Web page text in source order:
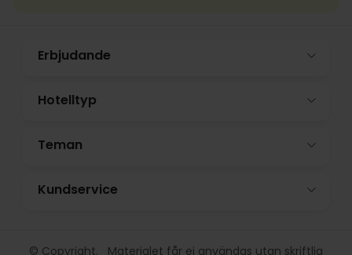
Erbjudande
Hotelltyp
Teman
Kundservice
© Copyright. Materialet får ej användas utan skriftlig